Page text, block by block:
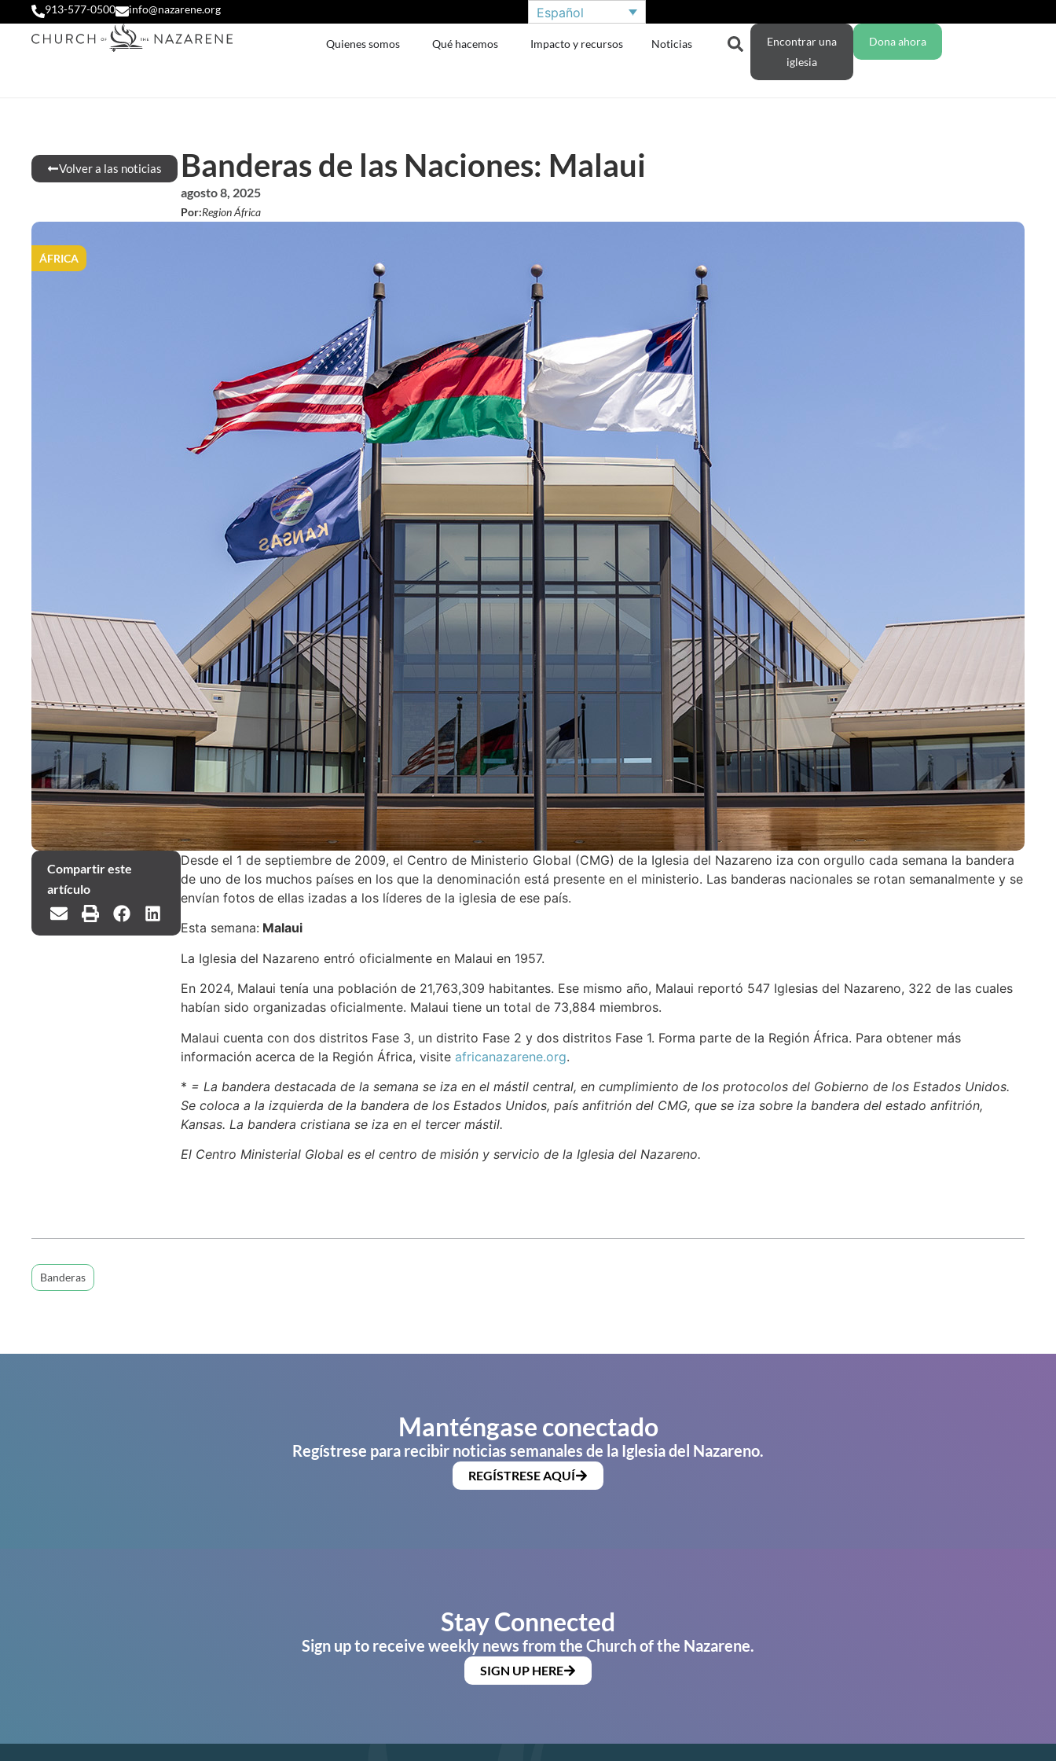
913-577-0500 info@nazarene.org Español
Quienes somos Qué hacemos Impacto y recursos Noticias
Encontrar una
iglesia
Dona ahora
Volver a las noticias Banderas de las Naciones: Malaui
agosto 8, 2025
Por:Region África
ÁFRICA
Compartir este
artículo
Desde el 1 de septiembre de 2009, el Centro de Ministerio Global (CMG) de la Iglesia del Nazareno iza con orgullo cada semana la bandera
de uno de los muchos países en los que la denominación está presente en el ministerio. Las banderas nacionales se rotan semanalmente y se
envían fotos de ellas izadas a los líderes de la iglesia de ese país.
Esta semana: Malaui
La Iglesia del Nazareno entró oficialmente en Malaui en 1957.
En 2024, Malaui tenía una población de 21,763,309 habitantes. Ese mismo año, Malaui reportó 547 Iglesias del Nazareno, 322 de las cuales
habían sido organizadas oficialmente. Malaui tiene un total de 73,884 miembros.
Malaui cuenta con dos distritos Fase 3, un distrito Fase 2 y dos distritos Fase 1. Forma parte de la Región África. Para obtener más
información acerca de la Región África, visite africanazarene.org.
* = La bandera destacada de la semana se iza en el mástil central, en cumplimiento de los protocolos del Gobierno de los Estados Unidos.
Se coloca a la izquierda de la bandera de los Estados Unidos, país anfitrión del CMG, que se iza sobre la bandera del estado anfitrión,
Kansas. La bandera cristiana se iza en el tercer mástil.
El Centro Ministerial Global es el centro de misión y servicio de la Iglesia del Nazareno.
Banderas
Manténgase conectado
Regístrese para recibir noticias semanales de la Iglesia del Nazareno.
REGÍSTRESE AQUÍ
Stay Connected
Sign up to receive weekly news from the Church of the Nazarene.
SIGN UP HERE